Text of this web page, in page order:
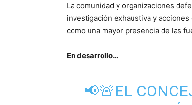
La comunidad y organizaciones
investigación exhaustiva y
como una mayor presencia de las
En desarrollo…
📢🚨EL